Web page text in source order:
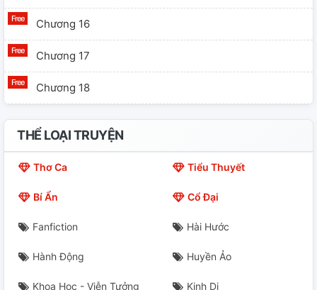
Chương 16
Chương 17
Chương 18
Chương 19
Chương 20
Chương 23.
THỂ LOẠI TRUYỆN
Thơ Ca Tiểu Thuyết
Bí Ẩn Cổ Đại
Fanfiction Hài Hước
Hành Động Huyền Ảo
Khoa Học - Viễn Tưởng Kinh Dị